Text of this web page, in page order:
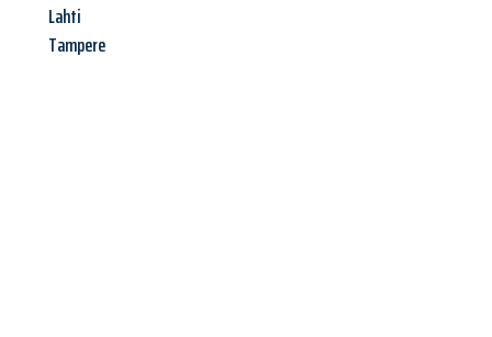
Lahti
Tampere